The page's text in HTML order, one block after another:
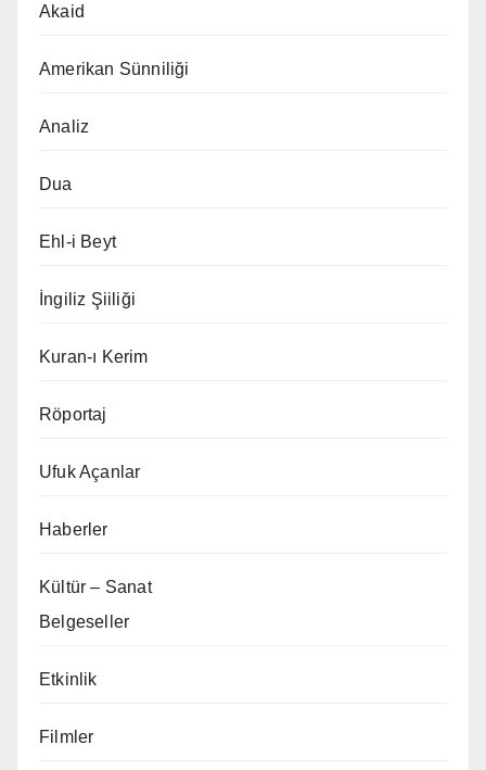
Akaid
Amerikan Sünniliği
Analiz
Dua
Ehl-i Beyt
İngiliz Şiiliği
Kuran-ı Kerim
Röportaj
Ufuk Açanlar
Haberler
Kültür – Sanat
Belgeseller
Etkinlik
Filmler